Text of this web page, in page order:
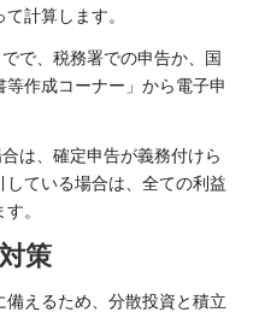
計算します。
で、税務署での申告か、国
作成コーナー」から電子申
は、確定申告が義務付けら
ている場合は、全ての利益
。
策
えるため、分散投資と積立